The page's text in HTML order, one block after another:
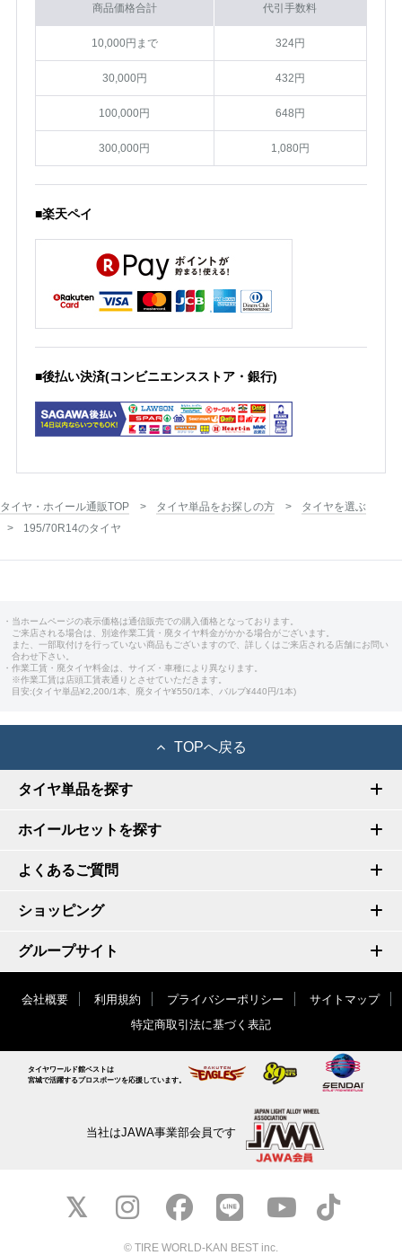
商品価格合計 代引手数料
10,000円まで 324円
30,000円 432円
100,000円 648円
300,000円 1,080円
■楽天ペイ
■後払い決済(コンビニエンスストア・銀行)
タイヤ・ホイール通販TOP タイヤ単品をお探しの方
タイヤを選ぶ
195/70R14のタイヤ
・当ホームページの表示価格は通信販売での購入価格となっております。
ご来店される場合は、別途作業工賃・廃タイヤ料金がかかる場合がございます。
また、一部取付けを行っていない商品もございますので、詳しくはご来店される店舗にお問い
合わせ下さい。
・作業工賃・廃タイヤ料金は、サイズ・車種により異なります。
※作業工賃は店頭工賃表通りとさせていただきます。
目安:(タイヤ単品¥2,200/1本、廃タイヤ¥550/1本、バルブ¥440円/1本)
TOPへ戻る
タイヤ単品を探す
ホイールセットを探す
よくあるご質問
ショッピング
グループサイト
会社概要 利用規約 プライバシーポリシー
サイトマップ
特定商取引法に基づく表記
タイヤワールド館ベストは
宮城で活躍するプロスポーツを応援しています。
当社はJAWA事業部会員です
© TIRE WORLD-KAN BEST inc.